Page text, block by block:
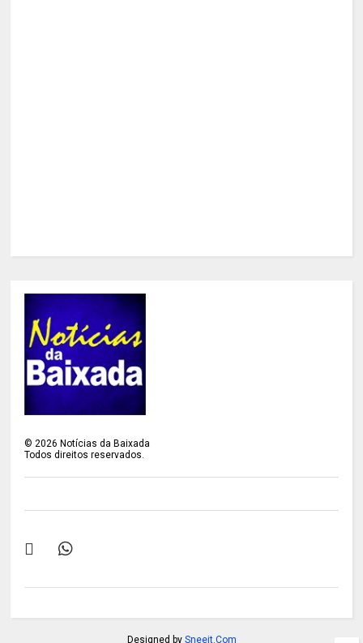
©2026 Notícias da Baixada
Todos direitos reservados.
Designed by Sneeit.Com